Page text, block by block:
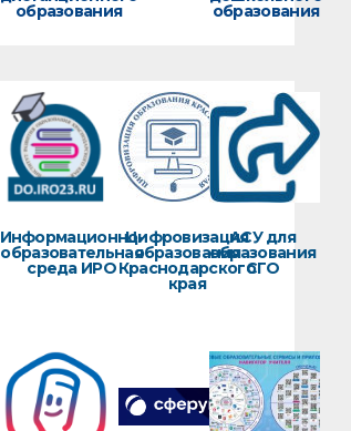
образования образования
Информационно-
образовательная
среда ИРО
Цифровизация
образования
Краснодарского
края
АСУ для
образования
СГО